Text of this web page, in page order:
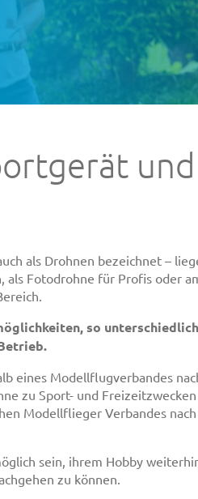
als Drohnen bezeichnet –
als Fotodrohne für Profis oder
so
eines Modellflugverbandes
zu Sport- und
Modellflieger Verbandes
sein, ihrem Hobby
zu können.